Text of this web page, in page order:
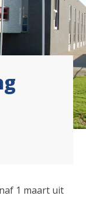
1 maart uit